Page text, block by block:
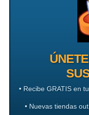
• Recibe GRATIS en
• Nuevas tiendas